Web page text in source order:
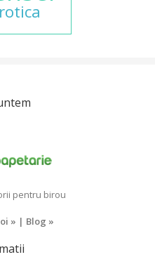
pentru birou
» | Blog »